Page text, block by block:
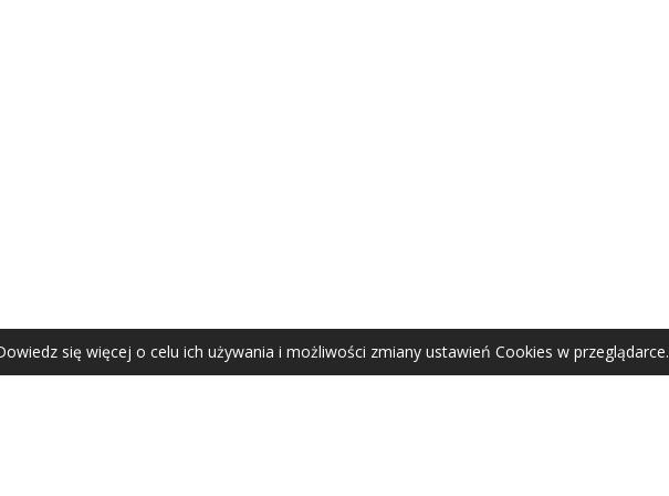
Agata Zubel © 2021
się więcej o celu ich używania i możliwości zmiany ustawień Cookies w przeglądarce.